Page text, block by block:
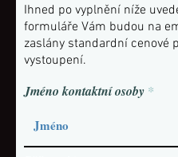
Ihned po vyplnění níže
formuláře Vám budou na
zaslány standardní cenové
vystoupení.
Jméno kontaktní osoby